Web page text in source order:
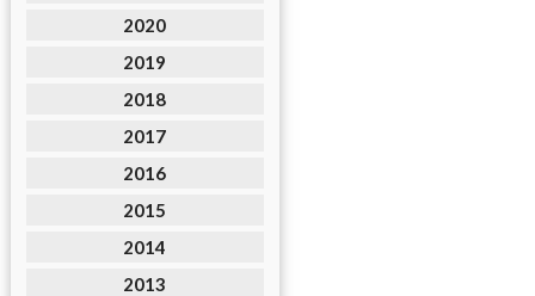
2020
2019
2018
2017
2016
2015
2014
2013